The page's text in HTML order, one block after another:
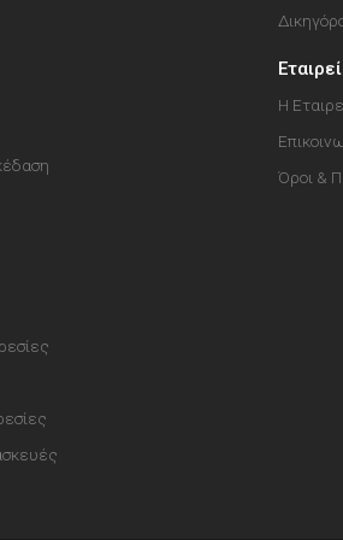
Η
Όροι &